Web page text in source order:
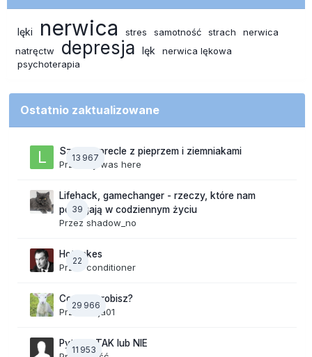
lęki nerwica stres samotność strach
nerwica
natręctw
depresja lęk
nerwica lękowa
psychoterapia
Ostatnio zaktualizowane
13 967
Szalone precle z pieprzem i ziemniakami
Przez lily was here
39
Lifehack, gamechanger - rzeczy, które nam
pomagają w codziennym życiu
Przez shadow_no
22
Hot takes
Przez conditioner
29 966
Co teraz robisz?
PrzezAnja01
11 953
Pytania TAK lub NIE